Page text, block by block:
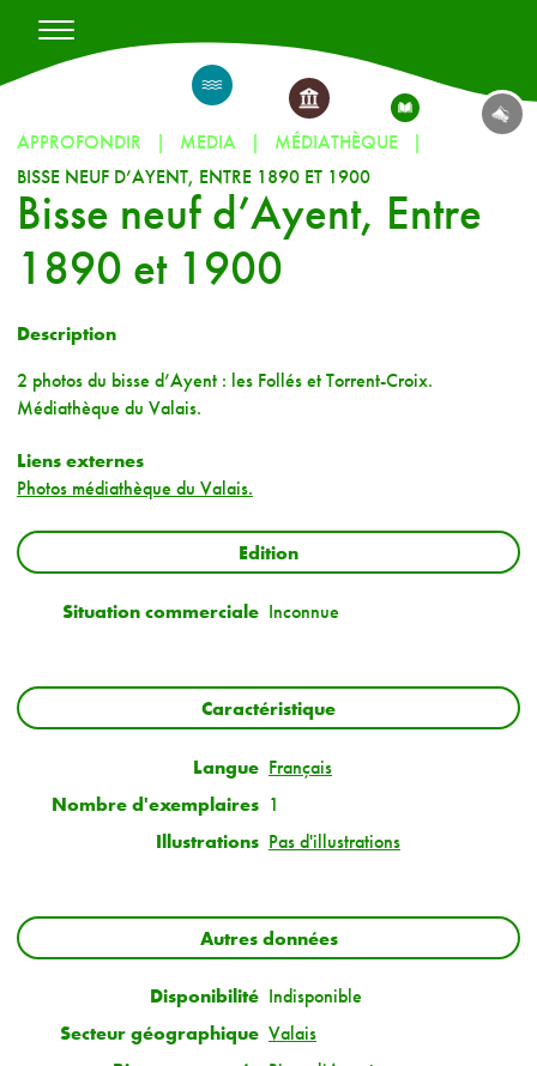
APPROFONDIR MEDIA
MÉDIATHÈQUE
BISSE NEUF D’AYENT, ENTRE 1890 ET 1900
Bisse neuf d’Ayent, Entre
1890 et 1900
Description
2 photos du bisse d’Ayent : les Follés et Torrent-Croix.
Médiathèque du Valais.
Liens externes
Photos médiathèque du Valais.
Edition
Situation commerciale Inconnue
Caractéristique
Langue Français
Nombre d'exemplaires 1
Illustrations Pas d'illustrations
Autres données
Disponibilité Indisponible
Secteur géographique Valais